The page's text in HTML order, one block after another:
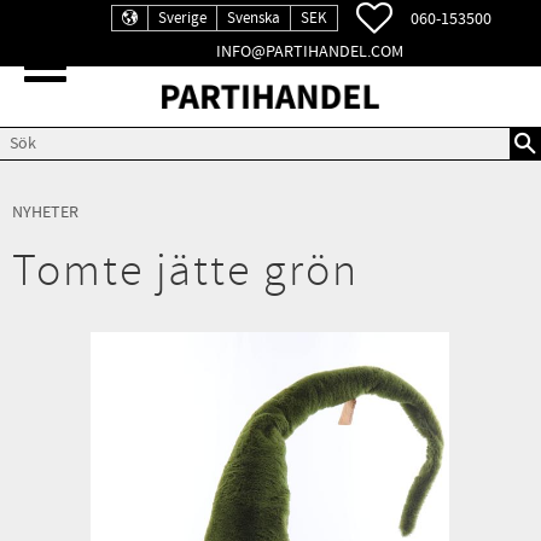
Sverige Svenska SEK FAVORITER
060-153500
INFO@PARTIHANDEL.COM
NYHETER
Tomte jätte grön